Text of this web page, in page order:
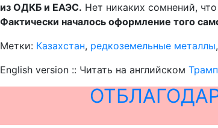
из ОДКБ и ЕАЭС. Нет никаких сомнений,
Фактически началось оформление того
Метки: Казахстан, редкоземельные металлы,
English version :: Читать на английском